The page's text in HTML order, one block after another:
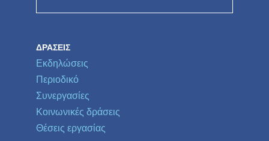
ΔΡΆΣΕΙΣ
Εκδηλώσεις
Περιοδικό
Συνεργασίες
Κοινωνικές δράσεις
Θέσεις εργασίας